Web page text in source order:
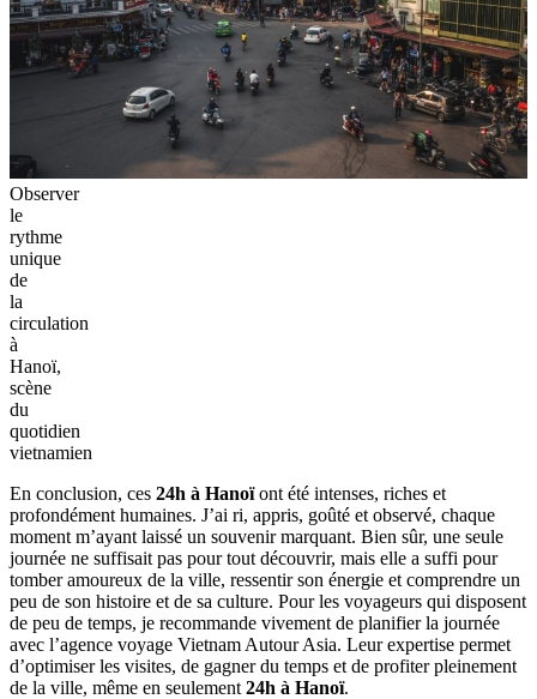
Observer
le
rythme
unique
de
la
circulation
à
Hanoï,
scène
du
quotidien
vietnamien
En conclusion, ces 24h à Hanoïont été intenses, riches et
profondément humaines. J’ai ri, appris, goûté et observé, chaque
moment m’ayant laissé un souvenir marquant. Bien sûr, une seule
journée ne suffisait pas pour tout découvrir, mais elle a suffi pour
tomber amoureux de la ville, ressentir son énergie et comprendre un
peu de son histoire et de sa culture. Pour les voyageurs qui disposent
de peu de temps, je recommande vivement de planifier la journée
avec l’agence voyage Vietnam Autour Asia. Leur expertise permet
d’optimiser les visites, de gagner du temps et de profiter pleinement
de la ville, même en seulement 24h à Hanoï.